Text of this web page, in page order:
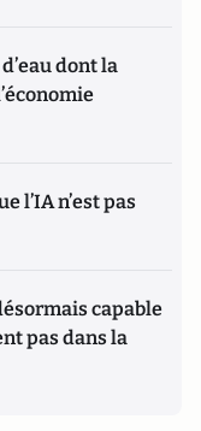
dont la
l’IA n’est pas
capable
pas dans la